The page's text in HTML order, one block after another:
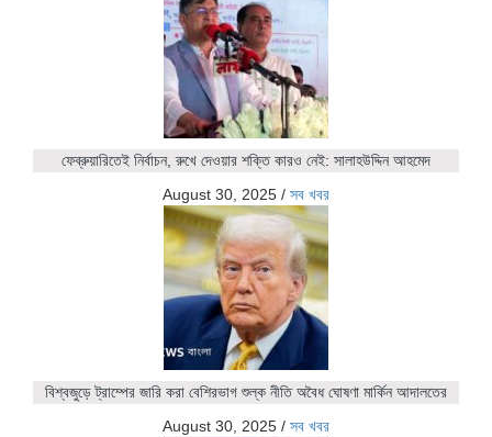
ফেব্রুয়ারিতেই নির্বাচন, রুখে দেওয়ার শক্তি কারও নেই: সালাহউদ্দিন আহমেদ
August 30, 2025 / সব খবর
বিশ্বজুড়ে ট্রাম্পের জারি করা বেশিরভাগ শুল্ক নীতি অবৈধ ঘোষণা মার্কিন আদালতের
August 30, 2025 / সব খবর